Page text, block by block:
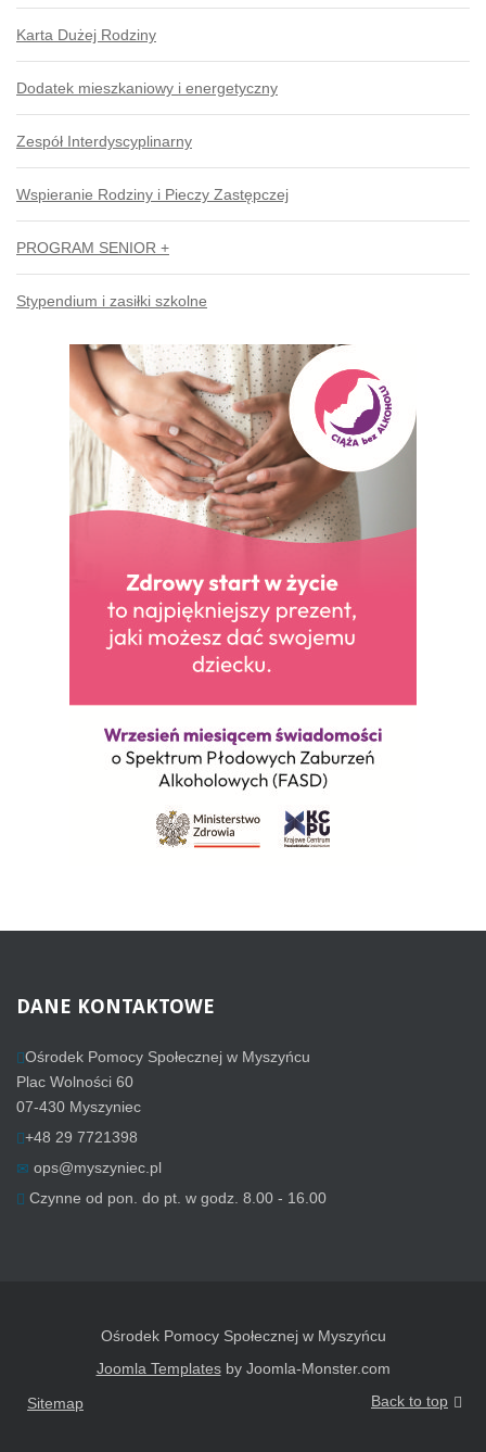
Karta Dużej Rodziny
Dodatek mieszkaniowy i energetyczny
Zespół Interdyscyplinarny
Wspieranie Rodziny i Pieczy Zastępczej
PROGRAM SENIOR +
Stypendium i zasiłki szkolne
DANE KONTAKTOWE
Ośrodek Pomocy Społecznej w Myszyńcu
Plac Wolności 60
07-430 Myszyniec
+48 29 7721398
ops@myszyniec.pl
Czynne od pon. do pt. w godz. 8.00 - 16.00
Ośrodek Pomocy Społecznej w Myszyńcu
Joomla Templatesby Joomla-Monster.com
Sitemap
Back to top